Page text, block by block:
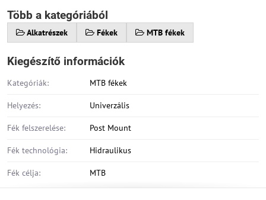
Több a kategóriából
Alkatrészek Fékek MTB fékek
Kiegészítő információk
Kategóriák: MTB fékek
Helyezés: Univerzális
Fék felszerelése: Post Mount
Fék technológia: Hidraulikus
Fék célja: MTB